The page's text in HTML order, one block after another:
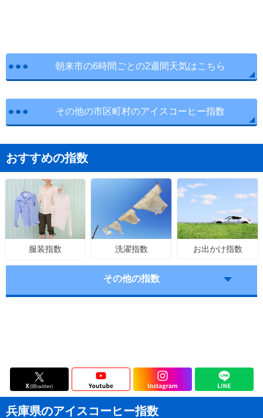
朝来市の6時間ごとの2週間天気はこちら
その他の市区町村のアイスコーヒー指数
おすすめの指数
服装指数 洗濯指数 お出かけ指数
その他の指数
兵庫県のアイスコーヒー指数